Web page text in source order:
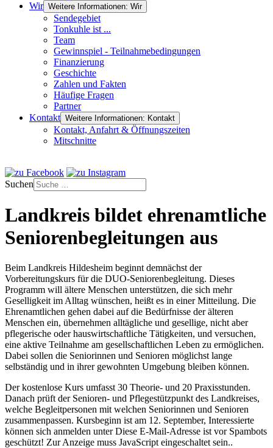
Wir Weitere Informationen: Wir
Sendegebiet
Tonkuhle ist ...
Team
Gewinnspiel - Teilnahmebedingungen
Finanzierung
Geschichte
Zahlen und Fakten
Häufige Fragen
Partner
Kontakt Weitere Informationen: Kontakt
Kontakt, Anfahrt & Öffnungszeiten
Mitschnitte
Suchen
Landkreis bildet ehrenamtliche
Seniorenbegleitungen aus
Beim Landkreis Hildesheim beginnt demnächst der
Vorbereitungskurs für die DUO-Seniorenbegleitung. Dieses
Programm will ältere Menschen unterstützen, die sich mehr
Geselligkeit im Alltag wünschen, heißt es in einer Mitteilung. Die
Ehrenamtlichen gehen dabei auf die Bedürfnisse der älteren
Menschen ein, übernehmen alltägliche und gesellige, nicht aber
pflegerische oder hauswirtschaftliche Tätigkeiten, und versuchen,
eine aktive Teilnahme am gesellschaftlichen Leben zu ermöglichen.
Dabei sollen die Seniorinnen und Senioren möglichst lange
selbständig und in ihrer gewohnten Umgebung bleiben können.
Der kostenlose Kurs umfasst 30 Theorie- und 20 Praxisstunden.
Danach prüft der Senioren- und Pflegestützpunkt des Landkreises,
welche Begleitpersonen mit welchen Seniorinnen und Senioren
zusammenpassen. Kursbeginn ist am 12. September, Interessierte
können sich anmelden unterDiese E-Mail-Adresse ist vor Spambots
geschützt! Zur Anzeige muss JavaScript eingeschaltet sein..